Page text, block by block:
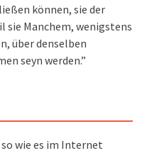
können, sie der
sie Manchem, wenigstens
über denselben
seyn werden.”
wie es im Internet